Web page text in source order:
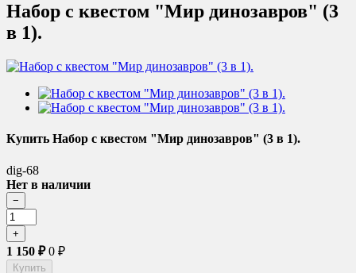
Набор с квестом "Мир динозавров" (3
в 1).
Купить Набор с квестом "Мир динозавров" (3 в 1).
dig-68
Нет в наличии
1 150 ₽0 ₽